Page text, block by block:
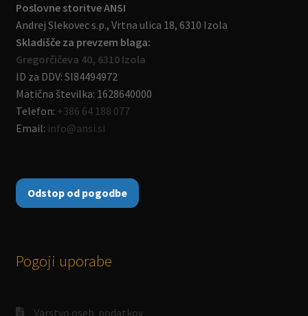
Poslovne storitve ANSI
Andrej Slekovec s.p., Vrtna ulica 18, 6310 Izola
Skladišče za prevzem blaga:
Gregorčičeva 40, 6310 Izola
ID za DDV: SI84494972
Matična številka: 1628640000
Telefon: +386 64 188 077
Email: info@ansi.si
Odstop od pogodbe
Pogoji uporabe
Varstvo oseb. podatkov